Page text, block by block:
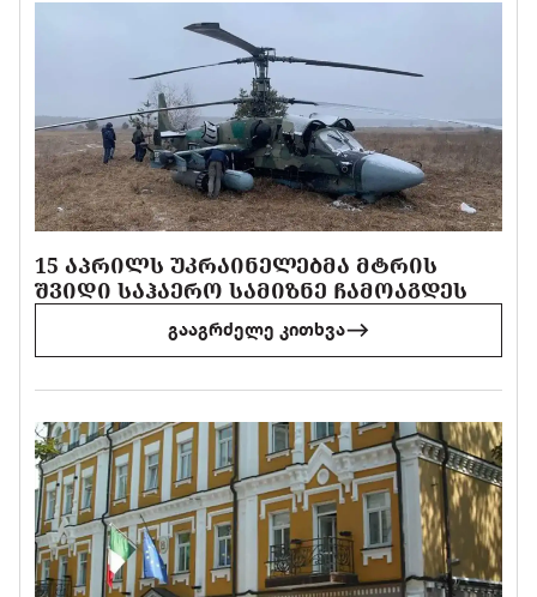
15 ᲐᲞᲠᲘᲚᲡ ᲣᲙᲠᲐᲘᲜᲔᲚᲔᲑᲛᲐ ᲛᲢᲠᲘᲡ
ᲨᲕᲘᲓᲘ ᲡᲐᲰᲐᲔᲠᲝ ᲡᲐᲛᲘᲖᲜᲔ ᲩᲐᲛᲝᲐᲒᲓᲔᲡ
გააგრძელე კითხვა